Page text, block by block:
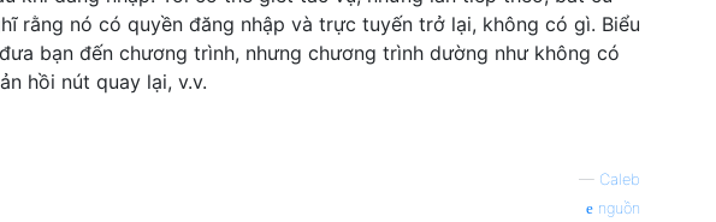
rằng nó có quyền đăng nhập và trực tuyến trở lại, không có gì. Biểu
bạn đến chương trình, nhưng chương trình dường như không có
hồi nút quay lại, v.v.
— Caleb
nguồn